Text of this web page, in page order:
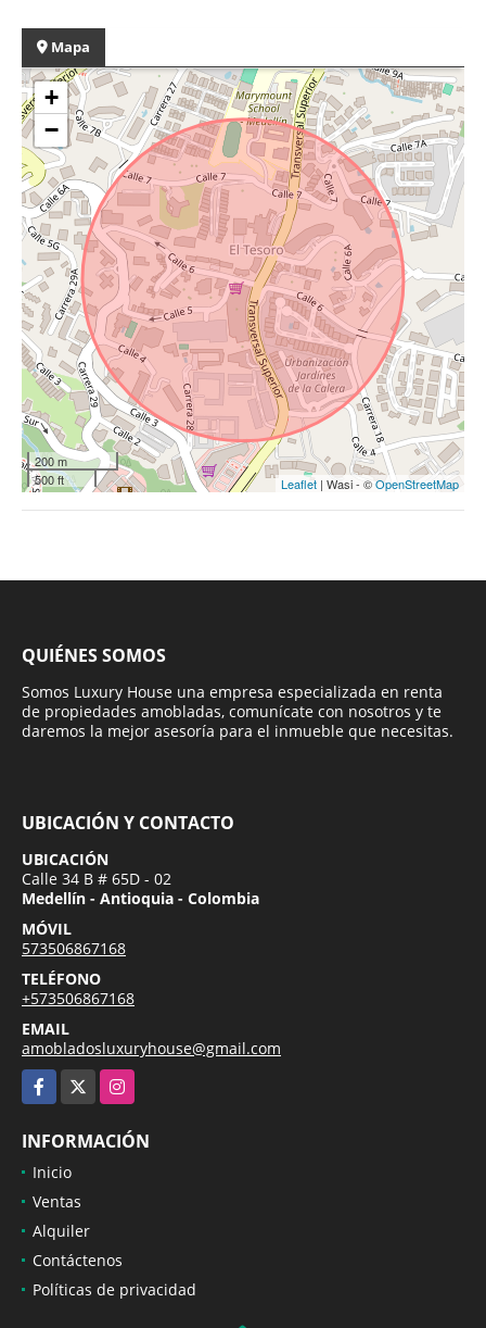
Mapa
+
−
200 m
500 ft
Leaflet | Wasi - ©OpenStreetMap
QUIÉNES SOMOS
Somos Luxury House una empresa especializada en renta
de propiedades amobladas, comunícate con nosotros y te
daremos la mejor asesoría para el inmueble que necesitas.
UBICACIÓN Y CONTACTO
UBICACIÓN
Calle 34 B # 65D - 02
Medellín - Antioquia - Colombia
MÓVIL
573506867168
TELÉFONO
+573506867168
EMAIL
amobladosluxuryhouse@gmail.com
Facebook
Instagram
INFORMACIÓN
Inicio
Ventas
Alquiler
Contáctenos
Políticas de privacidad